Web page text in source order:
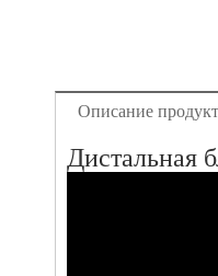
Описание
Дистальная